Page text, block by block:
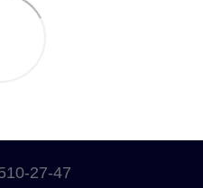
27-47